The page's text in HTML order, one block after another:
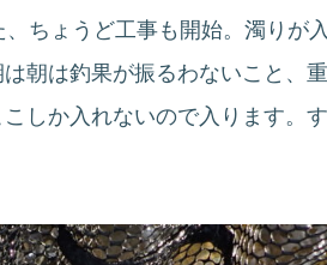
ちょうど工事も開始。濁りが
朝は釣果が振るわないこと、
しか入れないので入ります。